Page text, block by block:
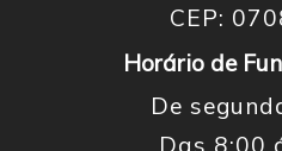
CEP:
Horário de
De
Das 8:00